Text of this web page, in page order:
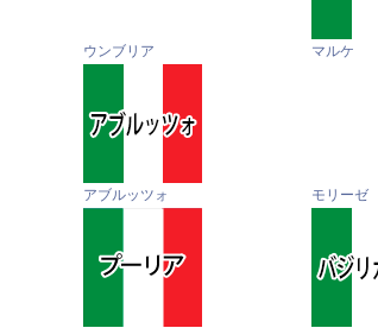
ウンブリア マルケ
アブルッツォ モリーゼ